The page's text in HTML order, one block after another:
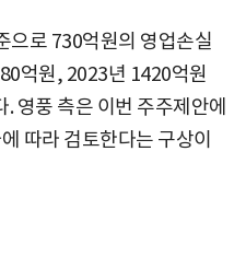
으로 730억원의 영업손실
억원, 2023년 1420억원
영풍 측은 이번 주주제안에
따라 검토한다는 구상이